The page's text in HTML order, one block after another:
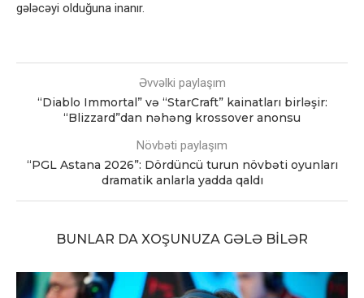
gələcəyi olduğuna inanır.
Əvvəlki paylaşım
“Diablo Immortal” və “StarCraft” kainatları birləşir:
“Blizzard”dan nəhəng krossover anonsu
Növbəti paylaşım
“PGL Astana 2026”: Dördüncü turun növbəti oyunları
dramatik anlarla yadda qaldı
BUNLAR DA XOŞUNUZA GƏLƏ BILƏR